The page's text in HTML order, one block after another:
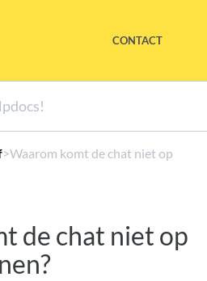
CONTACT
​>​ Waarom komt de chat niet op
de chat niet op